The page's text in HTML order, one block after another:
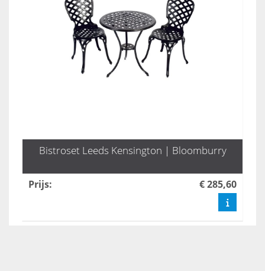
Bistroset Leeds Kensington | Bloomburry
Prijs: € 285,60